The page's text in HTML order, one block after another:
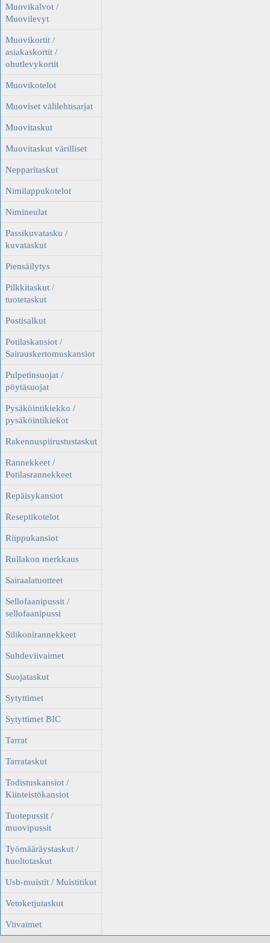
Muovikalvot /
Muovilevyt
Muovikortit /
asiakaskortit /
ohutlevykortit
Muovikotelot
Muoviset välilehtisarjat
Muovitaskut
Muovitaskut värilliset
Nepparitaskut
Nimilappukotelot
Nimineulat
Passikuvatasku /
kuvataskut
Piensäilytys
Pilkkitaskut /
tuotetaskut
Postisalkut
Potilaskansiot /
Sairauskertomuskansiot
Pulpetinsuojat /
pöytäsuojat
Pysäköintikiekko /
pysäköintikiekot
Rakennuspiirustustaskut
Rannekkeet /
Potilasrannekkeet
Repäisykansiot
Reseptikotelot
Riippukansiot
Rullakon merkkaus
Sairaalatuotteet
Sellofaanipussit /
sellofaanipussi
Silikonirannekkeet
Suhdeviivaimet
Suojataskut
Sytyttimet
Sytyttimet BIC
Tarrat
Tarrataskut
Todistuskansiot /
Kiinteistökansiot
Tuotepussit /
muovipussit
Työmääräystaskut /
huoltotaskut
Usb-muistit / Muistitikut
Vetoketjutaskut
Viivaimet